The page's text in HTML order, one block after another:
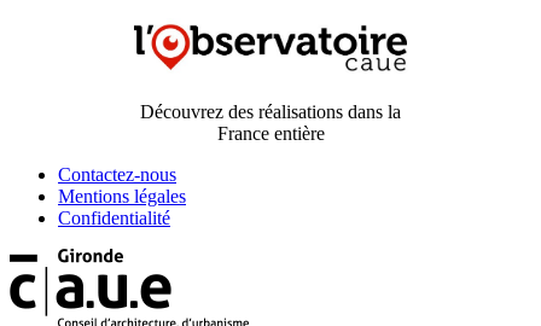
Découvrez des réalisations dans la
France entière
Contactez-nous
Mentions légales
Confidentialité